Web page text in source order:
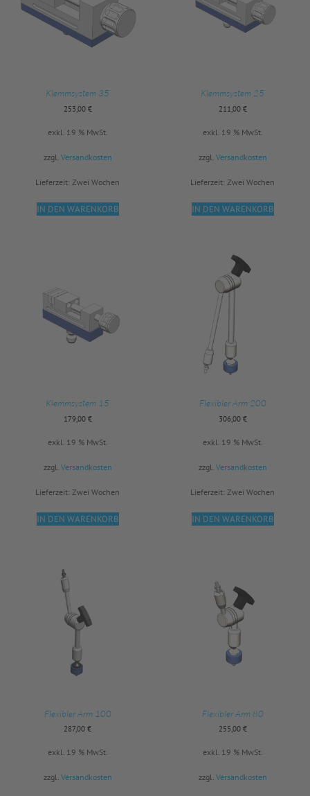
Klemmsystem 35
253,00 €
exkl. 19 % MwSt.
zzgl. Versandkosten
Lieferzeit: Zwei Wochen
IN DEN WARENKORB
Klemmsystem 25
211,00 €
exkl. 19 % MwSt.
zzgl. Versandkosten
Lieferzeit: Zwei Wochen
IN DEN WARENKORB
Klemmsystem 15
179,00 €
exkl. 19 % MwSt.
zzgl. Versandkosten
Lieferzeit: Zwei Wochen
IN DEN WARENKORB
Flexibler Arm 200
306,00 €
exkl. 19 % MwSt.
zzgl. Versandkosten
Lieferzeit: Zwei Wochen
IN DEN WARENKORB
Flexibler Arm 100
287,00 €
exkl. 19 % MwSt.
zzgl. Versandkosten
Flexibler Arm 80
255,00 €
exkl. 19 % MwSt.
zzgl. Versandkosten